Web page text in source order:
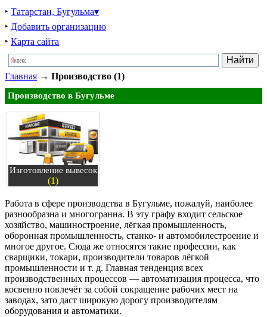
‣ Татарстан, Бугульма▾
‣ Добавить организацию
‣ Карта сайта
Главная → Производство (1)
Производство в Бугульме
Изготовление вывесок
(1)
Работа в сфере производства в Бугульме, пожалуй, наиболее
разнообразна и многогранна. В эту графу входит сельское
хозяйство, машиностроение, лёгкая промышленность,
оборонная промышленность, станко- и автомобилестроение и
многое другое. Сюда же относятся такие профессии, как
сварщики, токари, производители товаров лёгкой
промышленности и т. д. Главная тенденция всех
производственных процессов — автоматизация процесса, что
косвенно повлечёт за собой сокращение рабочих мест на
заводах, зато даст широкую дорогу производителям
оборудования и автоматики.